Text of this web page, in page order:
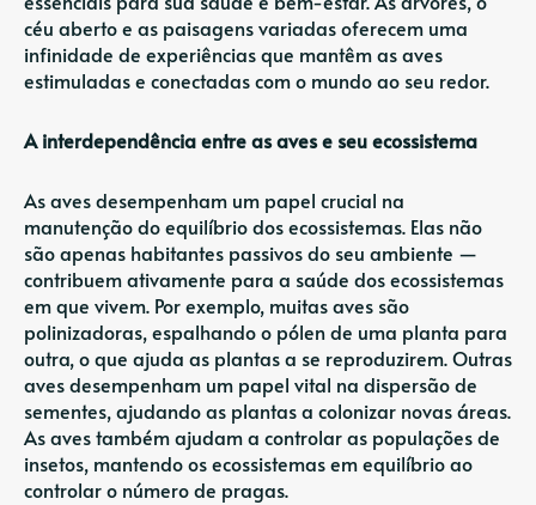
céu aberto e as paisagens variadas oferecem uma
infinidade de experiências que mantêm as aves
estimuladas e conectadas com o mundo ao seu redor.
A interdependência entre as aves e seu ecossistema
As aves desempenham um papel crucial na
manutenção do equilíbrio dos ecossistemas. Elas não
são apenas habitantes passivos do seu ambiente —
contribuem ativamente para a saúde dos ecossistemas
em que vivem. Por exemplo, muitas aves são
polinizadoras, espalhando o pólen de uma planta para
outra, o que ajuda as plantas a se reproduzirem. Outras
aves desempenham um papel vital na dispersão de
sementes, ajudando as plantas a colonizar novas áreas.
As aves também ajudam a controlar as populações de
insetos, mantendo os ecossistemas em equilíbrio ao
controlar o número de pragas.